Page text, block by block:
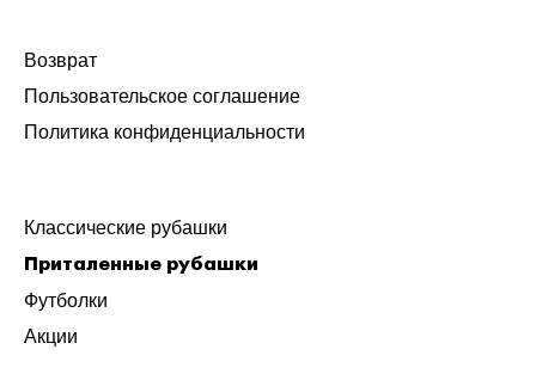
Возврат
Пользовательское соглашение
Политика конфиденциальности
Классические рубашки
Приталенные рубашки
Футболки
Акции